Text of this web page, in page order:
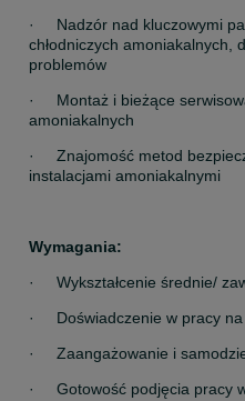
·     Nadzór nad kluczowymi
chłodniczych amoniakalnych,
problemów
·     Montaż i bieżące
amoniakalnych
·     Znajomość metod
instalacjami amoniakalnymi
Wymagania:
·     Wykształcenie średnie/
·     Doświadczenie w pracy
·     Zaangażowanie i
·     Gotowość podjęcia